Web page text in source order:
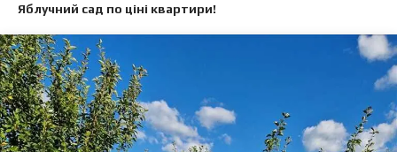
Яблучний сад по ціні квартири!